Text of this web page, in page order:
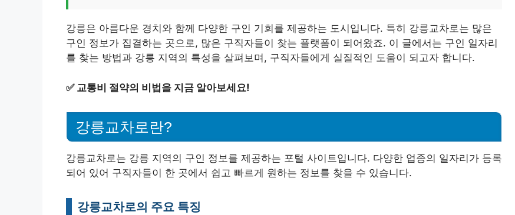
강릉은 아름다운 경치와 함께 다양한 구인 기회를 제공하는 도시입니다. 특히 강릉교차로는 많은
구인 정보가 집결하는 곳으로, 많은 구직자들이 찾는 플랫폼이 되어왔죠. 이 글에서는 구인 일자리
를 찾는 방법과 강릉 지역의 특성을 살펴보며, 구직자들에게 실질적인 도움이 되고자 합니다.
✅ 교통비 절약의 비법을 지금 알아보세요!
강릉교차로란?
강릉교차로는 강릉 지역의 구인 정보를 제공하는 포털 사이트입니다. 다양한 업종의 일자리가 등록
되어 있어 구직자들이 한 곳에서 쉽고 빠르게 원하는 정보를 찾을 수 있습니다.
강릉교차로의 주요 특징